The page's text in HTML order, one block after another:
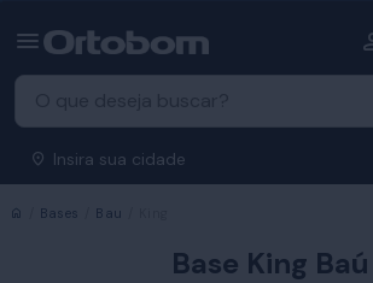
Insira sua cidade
Início
Bases Bau
Base King Baú